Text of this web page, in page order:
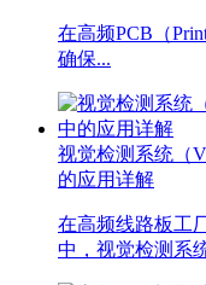
在高频PCB（
确保...
视觉检测系统（
的应用详解
在高频线路板工
中，视觉检测系